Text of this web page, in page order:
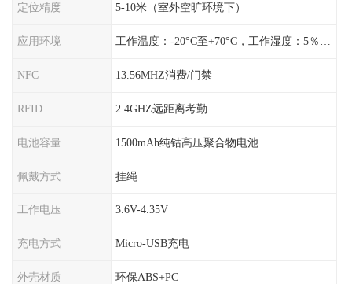
定位精度 5-10米（室外空旷环境下）
应用环境 工作温度：-20°C至+70°C，工作湿度：5％〜95％RH
NFC 13.56MHZ消费/门禁
RFID 2.4GHZ远距离考勤
电池容量 1500mAh纯钴高压聚合物电池
佩戴方式 挂绳
工作电压 3.6V-4.35V
充电方式 Micro-USB充电
外壳材质 环保ABS+PC